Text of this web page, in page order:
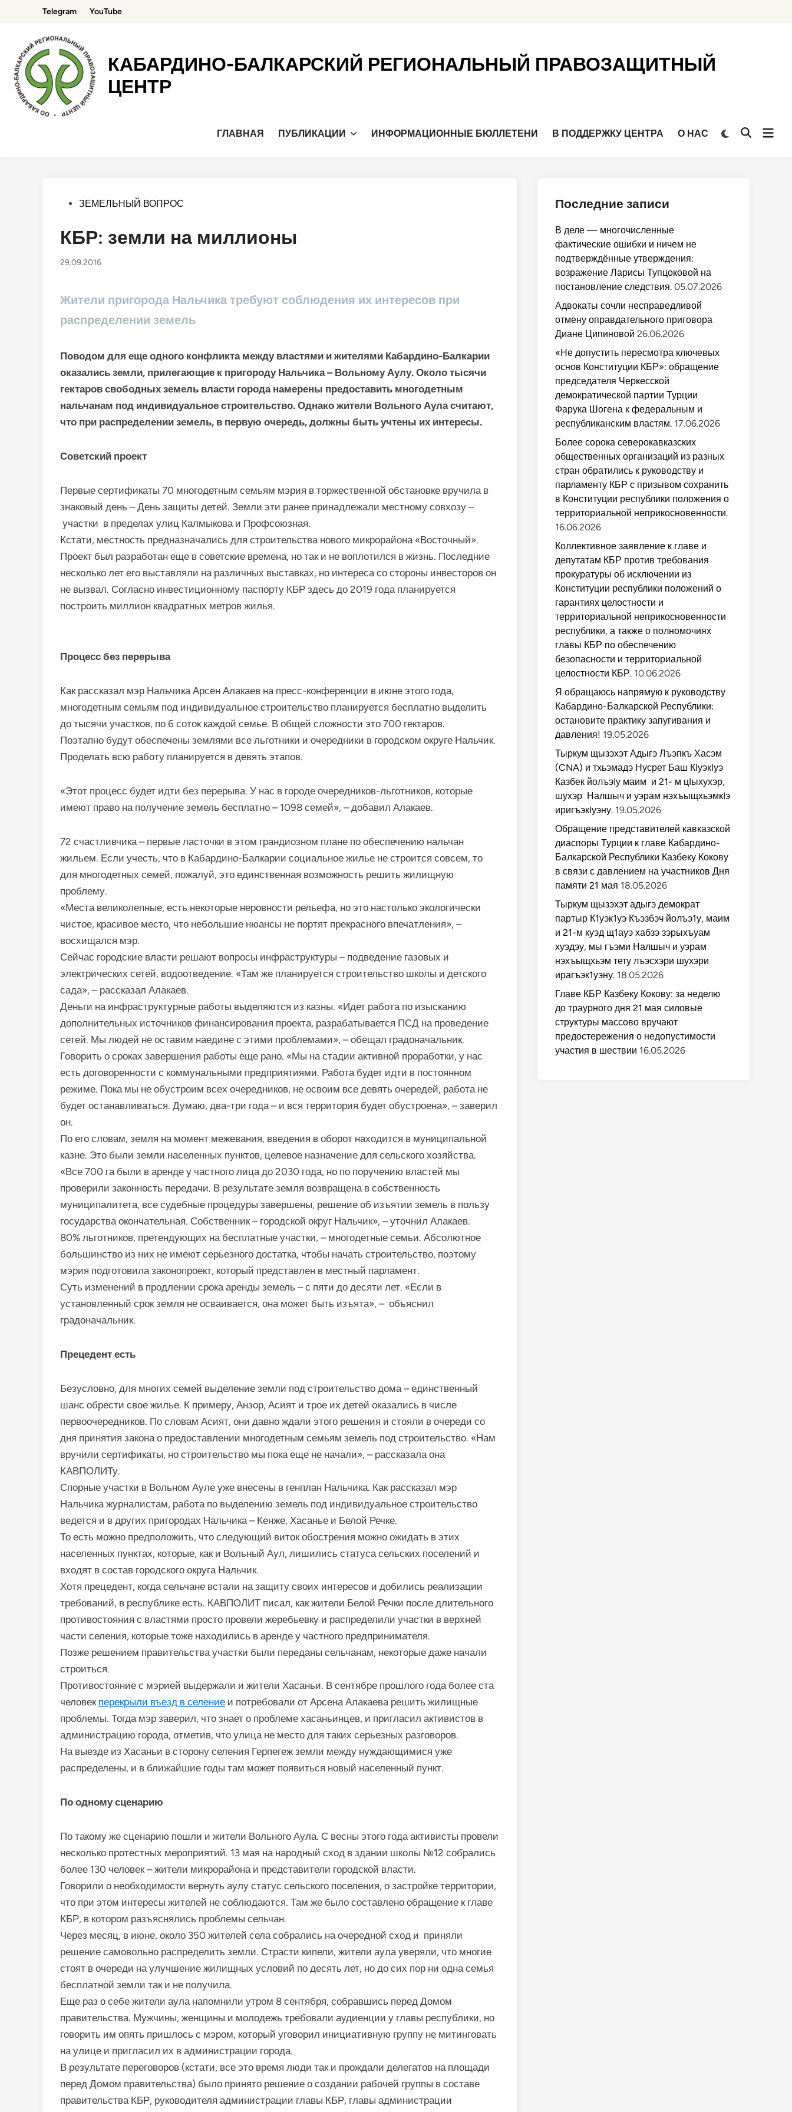
содержимому
Telegram YouTube
КАБАРДИНО-БАЛКАРСКИЙ РЕГИОНАЛЬНЫЙ ПРАВОЗАЩИТНЫЙ
ЦЕНТР
ГЛАВНАЯ ПУБЛИКАЦИИ ИНФОРМАЦИОННЫЕ БЮЛЛЕТЕНИ В ПОДДЕРЖКУ ЦЕНТРА О НАС
Переключить
Открыть
Опубликовано
ЗЕМЕЛЬНЫЙ ВОПРОС
КБР: земли на миллионы
29.09.2016
Жители пригорода Нальчика требуют соблюдения их интересов при
распределении земель
Поводом для еще одного конфликта между властями и жителями Кабардино-Балкарии
оказались земли, прилегающие к пригороду Нальчика – Вольному Аулу. Около тысячи
гектаров свободных земель власти города намерены предоставить многодетным
нальчанам под индивидуальное строительство. Однако жители Вольного Аула считают,
что при распределении земель, в первую очередь, должны быть учтены их интересы.
Советский проект
Первые сертификаты 70 многодетным семьям мэрия в торжественной обстановке вручила в
знаковый день – День защиты детей. Земли эти ранее принадлежали местному совхозу –
участки в пределах улиц Калмыкова и Профсоюзная.
Кстати, местность предназначались для строительства нового микрорайона «Восточный».
Проект был разработан еще в советские времена, но так и не воплотился в жизнь. Последние
несколько лет его выставляли на различных выставках, но интереса со стороны инвесторов он
не вызвал. Согласно инвестиционному паспорту КБР здесь до 2019 года планируется
построить миллион квадратных метров жилья.
Процесс без перерыва
Как рассказал мэр Нальчика Арсен Алакаев на пресс-конференции в июне этого года,
многодетным семьям под индивидуальное строительство планируется бесплатно выделить
до тысячи участков, по 6 соток каждой семье. В общей сложности это 700 гектаров.
Поэтапно будут обеспечены землями все льготники и очередники в городском округе Нальчик.
Проделать всю работу планируется в девять этапов.
«Этот процесс будет идти без перерыва. У нас в городе очередников-льготников, которые
имеют право на получение земель бесплатно – 1098 семей», – добавил Алакаев.
72 счастливчика – первые ласточки в этом грандиозном плане по обеспечению нальчан
жильем. Если учесть, что в Кабардино-Балкарии социальное жилье не строится совсем, то
для многодетных семей, пожалуй, это единственная возможность решить жилищную
проблему.
«Места великолепные, есть некоторые неровности рельефа, но это настолько экологически
чистое, красивое место, что небольшие нюансы не портят прекрасного впечатления», –
восхищался мэр.
Сейчас городские власти решают вопросы инфраструктуры – подведение газовых и
электрических сетей, водоотведение. «Там же планируется строительство школы и детского
сада», – рассказал Алакаев.
Деньги на инфраструктурные работы выделяются из казны. «Идет работа по изысканию
дополнительных источников финансирования проекта, разрабатывается ПСД на проведение
сетей. Мы людей не оставим наедине с этими проблемами», – обещал градоначальник.
Говорить о сроках завершения работы еще рано. «Мы на стадии активной проработки, у нас
есть договоренности с коммунальными предприятиями. Работа будет идти в постоянном
режиме. Пока мы не обустроим всех очередников, не освоим все девять очередей, работа не
будет останавливаться. Думаю, два-три года – и вся территория будет обустроена», – заверил
он.
По его словам, земля на момент межевания, введения в оборот находится в муниципальной
казне. Это были земли населенных пунктов, целевое назначение для сельского хозяйства.
«Все 700 га были в аренде у частного лица до 2030 года, но по поручению властей мы
проверили законность передачи. В результате земля возвращена в собственность
муниципалитета, все судебные процедуры завершены, решение об изъятии земель в пользу
государства окончательная. Собственник – городской округ Нальчик», – уточнил Алакаев.
80% льготников, претендующих на бесплатные участки, – многодетные семьи. Абсолютное
большинство из них не имеют серьезного достатка, чтобы начать строительство, поэтому
мэрия подготовила законопроект, который представлен в местный парламент.
Суть изменений в продлении срока аренды земель – с пяти до десяти лет. «Если в
установленный срок земля не осваивается, она может быть изъята», – объяснил
градоначальник.
Прецедент есть
Безусловно, для многих семей выделение земли под строительство дома – единственный
шанс обрести свое жилье. К примеру, Анзор, Асият и трое их детей оказались в числе
первоочередников. По словам Асият, они давно ждали этого решения и стояли в очереди со
дня принятия закона о предоставлении многодетным семьям земель под строительство. «Нам
вручили сертификаты, но строительство мы пока еще не начали», – рассказала она
КАВПОЛИТу.
Спорные участки в Вольном Ауле уже внесены в генплан Нальчика. Как рассказал мэр
Нальчика журналистам, работа по выделению земель под индивидуальное строительство
ведется и в других пригородах Нальчика – Кенже, Хасанье и Белой Речке.
То есть можно предположить, что следующий виток обострения можно ожидать в этих
населенных пунктах, которые, как и Вольный Аул, лишились статуса сельских поселений и
входят в состав городского округа Нальчик.
Хотя прецедент, когда сельчане встали на защиту своих интересов и добились реализации
требований, в республике есть. КАВПОЛИТ писал, как жители Белой Речки после длительного
противостояния с властями просто провели жеребьевку и распределили участки в верхней
части селения, которые тоже находились в аренде у частного предпринимателя.
Позже решением правительства участки были переданы сельчанам, некоторые даже начали
строиться.
Противостояние с мэрией выдержали и жители Хасаньи. В сентябре прошлого года более ста
человек перекрыли въезд в селение и потребовали от Арсена Алакаева решить жилищные
проблемы. Тогда мэр заверил, что знает о проблеме хасаньинцев, и пригласил активистов в
администрацию города, отметив, что улица не место для таких серьезных разговоров.
На выезде из Хасаньи в сторону селения Герпегеж земли между нуждающимися уже
распределены, и в ближайшие годы там может появиться новый населенный пункт.
По одному сценарию
По такому же сценарию пошли и жители Вольного Аула. С весны этого года активисты провели
несколько протестных мероприятий. 13 мая на народный сход в здании школы №12 собрались
более 130 человек – жители микрорайона и представители городской власти.
Говорили о необходимости вернуть аулу статус сельского поселения, о застройке территории,
что при этом интересы жителей не соблюдаются. Там же было составлено обращение к главе
КБР, в котором разъяснялись проблемы сельчан.
Через месяц, в июне, около 350 жителей села собрались на очередной сход и приняли
решение самовольно распределить земли. Страсти кипели, жители аула уверяли, что многие
стоят в очереди на улучшение жилищных условий по десять лет, но до сих пор ни одна семья
бесплатной земли так и не получила.
Еще раз о себе жители аула напомнили утром 8 сентября, собравшись перед Домом
правительства. Мужчины, женщины и молодежь требовали аудиенции у главы республики, но
говорить им опять пришлось с мэром, который уговорил инициативную группу не митинговать
на улице и пригласил их в администрации города.
В результате переговоров (кстати, все это время люди так и прождали делегатов на площади
перед Домом правительства) было принято решение о создании рабочей группы в составе
правительства КБР, руководителя администрации главы КБР, главы администрации
Последние записи
В деле — многочисленные
фактические ошибки и ничем не
подтверждённые утверждения:
возражение Ларисы Тупцоковой на
постановление следствия. 05.07.2026
Адвокаты сочли несправедливой
отмену оправдательного приговора
Диане Ципиновой 26.06.2026
«Не допустить пересмотра ключевых
основ Конституции КБР»: обращение
председателя Черкесской
демократической партии Турции
Фарука Шогена к федеральным и
республиканским властям. 17.06.2026
Более сорока северокавказских
общественных организаций из разных
стран обратились к руководству и
парламенту КБР с призывом сохранить
в Конституции республики положения о
территориальной неприкосновенности.
16.06.2026
Коллективное заявление к главе и
депутатам КБР против требования
прокуратуры об исключении из
Конституции республики положений о
гарантиях целостности и
территориальной неприкосновенности
республики, а также о полномочиях
главы КБР по обеспечению
безопасности и территориальной
целостности КБР. 10.06.2026
Я обращаюсь напрямую к руководству
Кабардино-Балкарской Республики:
остановите практику запугивания и
давления! 19.05.2026
Тыркум щызэхэт Адыгэ Лъэпкъ Хасэм
(CNA) и тхьэмадэ Нусрет Баш КIуэкIуэ
Казбек йолъэIу маим и 21- м цIыхухэр,
шухэр Налшыч и уэрам нэхъыщхьэмкIэ
иригъэкIуэну. 19.05.2026
Обращение представителей кавказской
диаспоры Турции к главе Кабардино-
Балкарской Республики Казбеку Кокову
в связи с давлением на участников Дня
памяти 21 мая 18.05.2026
Тыркум щызэхэт адыгэ демократ
партыр К1уэк1уэ Къэзбэч йолъэ1у, маим
и 21-м куэд щ1ауэ хабзэ зэрыхъуам
хуэдэу, мы гъэми Налшыч и уэрам
нэхъыщхьэм тету лъэсхэри шухэри
ирагъэк1уэну. 18.05.2026
Главе КБР Казбеку Кокову: за неделю
до траурного дня 21 мая силовые
структуры массово вручают
предостережения о недопустимости
участия в шествии 16.05.2026